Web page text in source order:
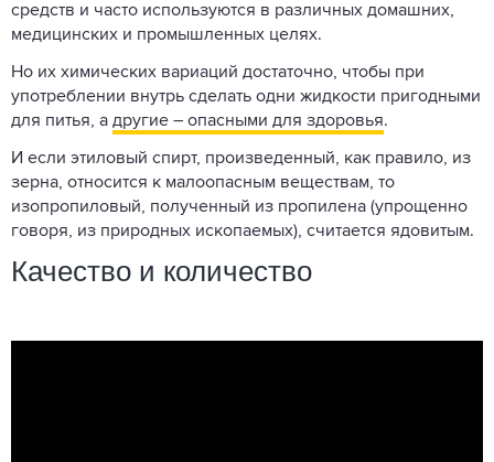
средств и часто используются в различных домашних,
медицинских и промышленных целях.
Но их химических вариаций достаточно, чтобы при
употреблении внутрь сделать одни жидкости пригодными
для питья, а другие – опасными для здоровья.
И если этиловый спирт, произведенный, как правило, из
зерна, относится к малоопасным веществам, то
изопропиловый, полученный из пропилена (упрощенно
говоря, из природных ископаемых), считается ядовитым.
Качество и количество